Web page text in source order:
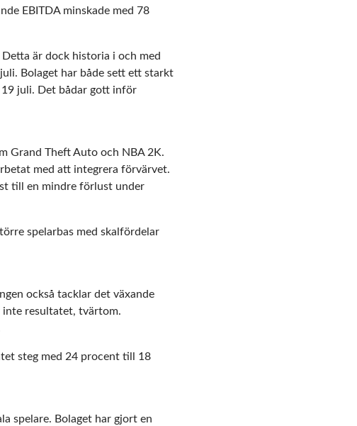
EBITDA minskade med 78
är dock historia i och med
Bolaget har både sett ett starkt
juli. Det bådar gott inför
Grand Theft Auto och NBA 2K.
med att integrera förvärvet.
till en mindre förlust under
spelarbas med skalfördelar
också tacklar det växande
inte resultatet, tvärtom.
steg med 24 procent till 18
spelare. Bolaget har gjort en